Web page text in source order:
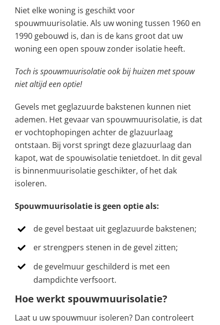
Niet elke woning is geschikt voor
spouwmuurisolatie. Als uw woning tussen 1960 en
1990 gebouwd is, dan is de kans groot dat uw
woning een open spouw zonder isolatie heeft.
Toch is spouwmuurisolatie ook bij huizen met spouw
niet altijd een optie!
Gevels met geglazuurde bakstenen kunnen niet
ademen. Het gevaar van spouwmuurisolatie, is dat
er vochtophopingen achter de glazuurlaag
ontstaan. Bij vorst springt deze glazuurlaag dan
kapot, wat de spouwisolatie tenietdoet. In dit geval
is binnenmuurisolatie geschikter, of het dak
isoleren.
Spouwmuurisolatie is geen optie als:
de gevel bestaat uit geglazuurde bakstenen;
er strengpers stenen in de gevel zitten;
de gevelmuur geschilderd is met een
dampdichte verfsoort.
Hoe werkt spouwmuurisolatie?
Laat u uw spouwmuur isoleren? Dan controleert